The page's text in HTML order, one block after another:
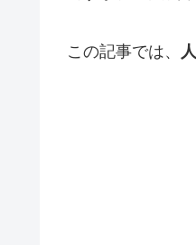
この記事では、